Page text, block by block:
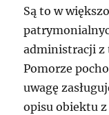
Są to w
administracji z
Pomorze
uwagę
opisu obiektu